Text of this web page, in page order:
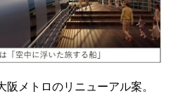
メトロのリニューアル案。